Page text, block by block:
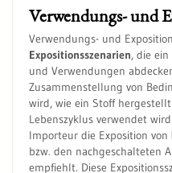
Verwendungs- und
Verwendungs- und
Expositionsszenarien, die
und Verwendungen
Zusammenstellung von
wird, wie ein Stoff
Lebenszyklus verwendet
Importeur die Exposition
bzw. den nachgeschalteten
empfiehlt. Diese